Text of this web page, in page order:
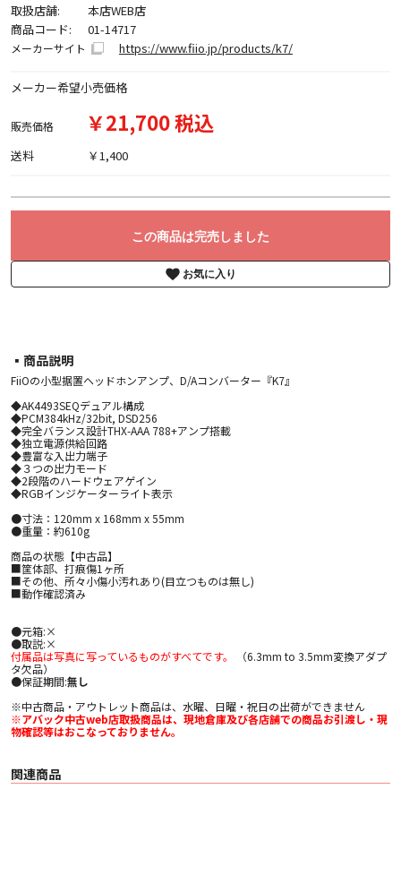
取扱店舗:
本店WEB店
商品コード:
01-14717
メーカーサイト https://www.fiio.jp/products/k7/
メーカー希望小売価格
販売価格 ￥21,700 税込
送料 ￥1,400
この商品は完売しました
お気に入り
▪︎商品説明
FiiOの小型据置ヘッドホンアンプ、D/Aコンバーター『K7』
◆AK4493SEQデュアル構成
◆PCM384kHz/32bit, DSD256
◆完全バランス設計THX-AAA 788+アンプ搭載
◆独立電源供給回路
◆豊富な入出力端子
◆３つの出力モード
◆2段階のハードウェアゲイン
◆RGBインジケーターライト表示
●寸法：120mm x 168mm x 55mm
●重量：約610g
商品の状態【中古品】
■筐体部、打痕傷1ヶ所
■その他、所々小傷小汚れあり(目立つものは無し)
■動作確認済み
●元箱:×
●取説:×
付属品は写真に写っているものがすべてです。
（6.3mm to 3.5mm変換アダプ
タ欠品）
●保証期間:無し
※中古商品・アウトレット商品は、水曜、日曜・祝日の出荷ができません
※アバック中古web店取扱商品は、現地倉庫及び各店舗での商品お引渡し・現
物確認等はおこなっておりません。
関連商品